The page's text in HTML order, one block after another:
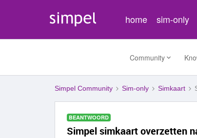
home sim-only
Community
Simpel Community Sim-only Simkaart
BEANTWOORD
Simpel simkaart overzetten